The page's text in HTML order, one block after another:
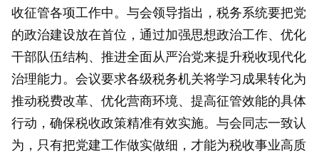
收征管各项工作中。与会领导指出，税务系统要把党
的政治建设放在首位，通过加强思想政治工作、优化
干部队伍结构、推进全面从严治党来提升税收现代化
治理能力。会议要求各级税务机关将学习成果转化为
推动税费改革、优化营商环境、提高征管效能的具体
行动，确保税收政策精准有效实施。与会同志一致认
为，只有把党建工作做实做细，才能为税收事业高质